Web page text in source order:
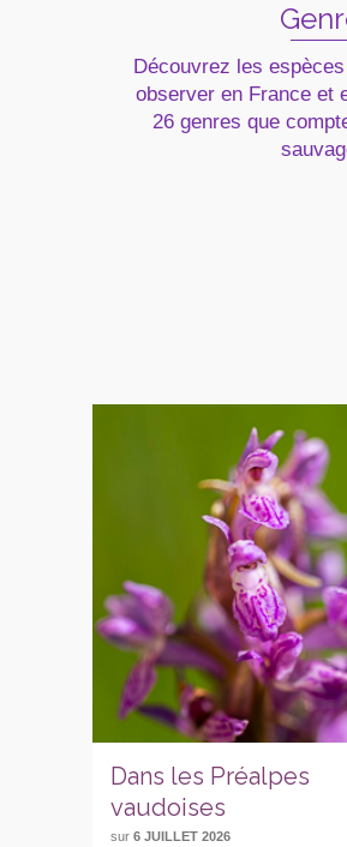
Découvrez les
observer en France et
26 genres que
Dans les Préalpes
vaudoises
sur6 JUILLET 2026